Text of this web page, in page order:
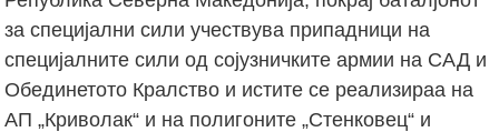
за специјални сили учествува припадници на
специјалните сили од сојузничките армии на САД и
Обединетото Кралство и истите се реализираа на
АП „Криволак“ и на полигоните „Стенковец“ и